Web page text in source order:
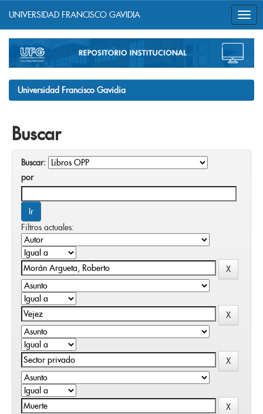
navigation
UNIVERSIDAD FRANCISCO GAVIDIA
Universidad Francisco Gavidia
Buscar
Buscar:
por
Filtros actuales: